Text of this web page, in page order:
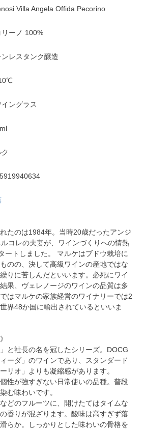
Villa Angela Offida Pecorino
リーノ 100%
ンレスタンク醸造
イングラス
たのは1984年。当時20歳だったアンジ
コレの夫妻が、ワインづくりへの情熱
ートしました。 マルケはブドウ栽培に
のの、決して高級ワインの産地ではな
りに苦しんだといいます。必死にワイ
果、ヴェレノージのワインの品質は多
はマルケの家族経営のワイナリーでは2
界48か国に輸出されているといいま
と社長の名を冠したシリーズ。DOCG
ーダ」のワインであり、スタンダード
リオ」よりも凝縮感があります。
性が強すぎない日常使いの品種。普段
む味わいです。
どのフルーツに、開けたてはタイムな
香りが混ざります。酸味は高すぎず落
らか。しっかりとした味わいの骨格を